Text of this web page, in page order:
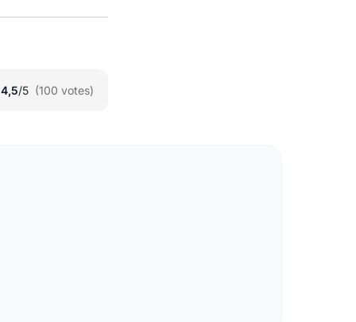
4,5/5 (100 votes)